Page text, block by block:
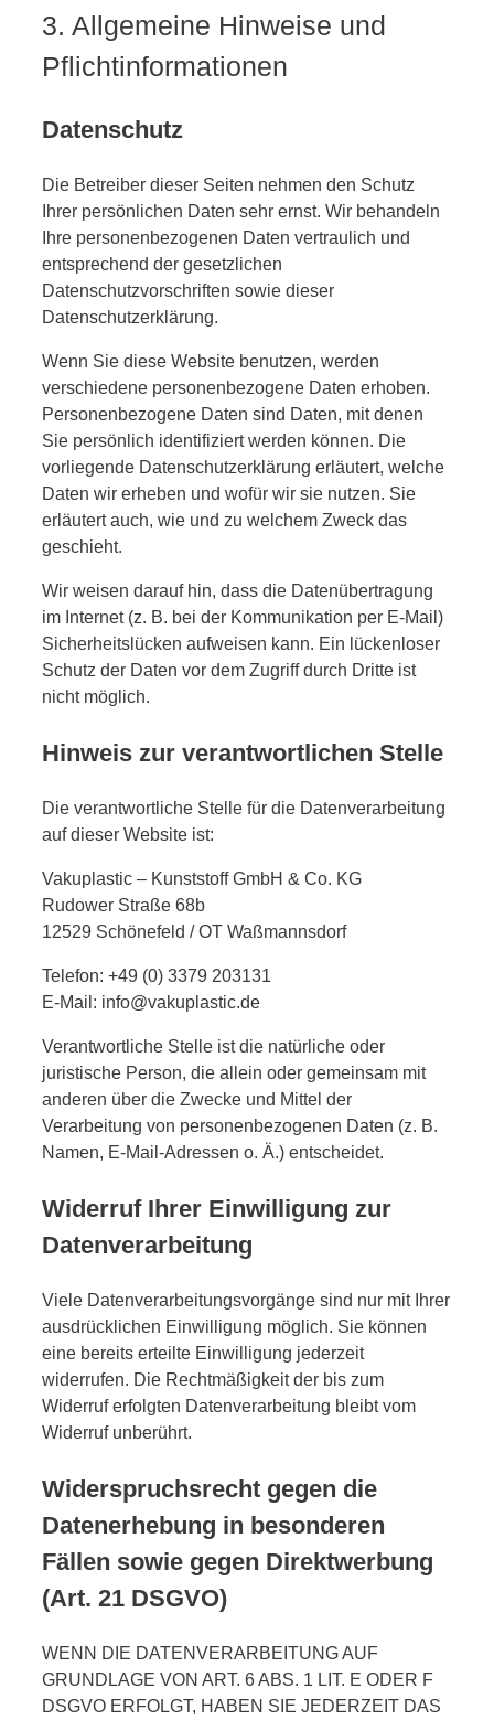
3. Allgemeine Hinweise und
Pflicht­informationen
Datenschutz
Die Betreiber dieser Seiten nehmen den Schutz
Ihrer persönlichen Daten sehr ernst. Wir behandeln
Ihre personenbezogenen Daten vertraulich und
entsprechend der gesetzlichen
Datenschutzvorschriften sowie dieser
Datenschutzerklärung.
Wenn Sie diese Website benutzen, werden
verschiedene personenbezogene Daten erhoben.
Personenbezogene Daten sind Daten, mit denen
Sie persönlich identifiziert werden können. Die
vorliegende Datenschutzerklärung erläutert, welche
Daten wir erheben und wofür wir sie nutzen. Sie
erläutert auch, wie und zu welchem Zweck das
geschieht.
Wir weisen darauf hin, dass die Datenübertragung
im Internet (z. B. bei der Kommunikation per E-Mail)
Sicherheitslücken aufweisen kann. Ein lückenloser
Schutz der Daten vor dem Zugriff durch Dritte ist
nicht möglich.
Hinweis zur verantwortlichen Stelle
Die verantwortliche Stelle für die Datenverarbeitung
auf dieser Website ist:
Vakuplastic – Kunststoff GmbH & Co. KG
Rudower Straße 68b
12529 Schönefeld / OT Waßmannsdorf
Telefon: +49 (0) 3379 203131
E-Mail: info@vakuplastic.de
Verantwortliche Stelle ist die natürliche oder
juristische Person, die allein oder gemeinsam mit
anderen über die Zwecke und Mittel der
Verarbeitung von personenbezogenen Daten (z. B.
Namen, E-Mail-Adressen o. Ä.) entscheidet.
Widerruf Ihrer Einwilligung zur
Datenverarbeitung
Viele Datenverarbeitungsvorgänge sind nur mit Ihrer
ausdrücklichen Einwilligung möglich. Sie können
eine bereits erteilte Einwilligung jederzeit
widerrufen. Die Rechtmäßigkeit der bis zum
Widerruf erfolgten Datenverarbeitung bleibt vom
Widerruf unberührt.
Widerspruchsrecht gegen die
Datenerhebung in besonderen
Fällen sowie gegen Direktwerbung
(Art. 21 DSGVO)
WENN DIE DATENVERARBEITUNG AUF
GRUNDLAGE VON ART. 6 ABS. 1 LIT. E ODER F
DSGVO ERFOLGT, HABEN SIE JEDERZEIT DAS